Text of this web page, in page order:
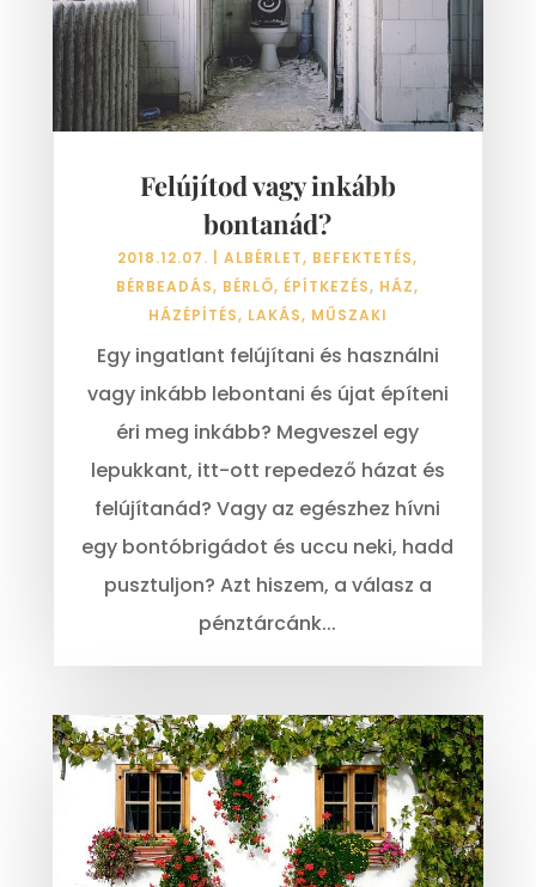
Felújítod vagy inkább
bontanád?
2018.12.07. |ALBÉRLET, BEFEKTETÉS,
BÉRBEADÁS, BÉRLŐ, ÉPÍTKEZÉS, HÁZ,
HÁZÉPÍTÉS, LAKÁS, MŰSZAKI
Egy ingatlant felújítani és használni
vagy inkább lebontani és újat építeni
éri meg inkább? Megveszel egy
lepukkant, itt-ott repedező házat és
felújítanád? Vagy az egészhez hívni
egy bontóbrigádot és uccu neki, hadd
pusztuljon? Azt hiszem, a válasz a
pénztárcánk...